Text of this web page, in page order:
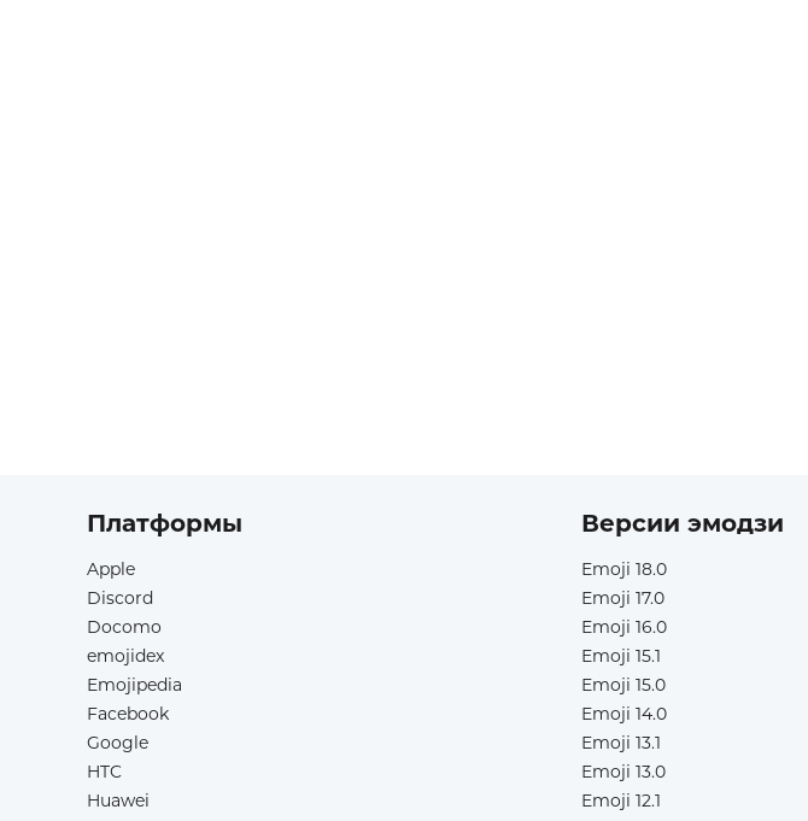
Платформы
Apple
Discord
Docomo
emojidex
Emojipedia
Facebook
Google
HTC
Huawei
Версии эмодзи
Emoji 18.0
Emoji 17.0
Emoji 16.0
Emoji 15.1
Emoji 15.0
Emoji 14.0
Emoji 13.1
Emoji 13.0
Emoji 12.1